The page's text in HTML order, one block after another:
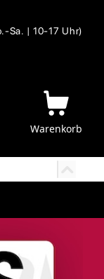
Sa. | 10-17 Uhr)
Warenkorb